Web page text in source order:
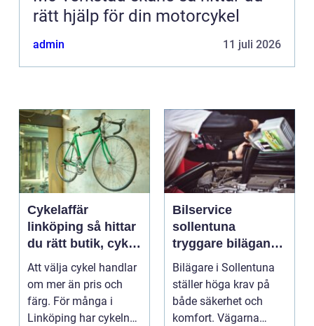
rätt hjälp för din motorcykel
admin 11 juli 2026
Cykelaffär
linköping så hittar
du rätt butik, cykel
och service
Att välja cykel handlar
om mer än pris och
färg. För många i
Linköping har cykeln
Bilservice
sollentuna
tryggare bilägande
året runt
Bilägare i Sollentuna
ställer höga krav på
både säkerhet och
komfort. Vägarna